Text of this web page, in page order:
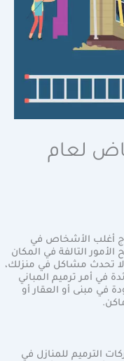
لعام
أغلب الأشخاص في
التالفة في المكان
لا تحدث مشاكل في منزلك،
في أمر ترميم المباني
في مبنى أو العقار أو
الترميم للمنازل في